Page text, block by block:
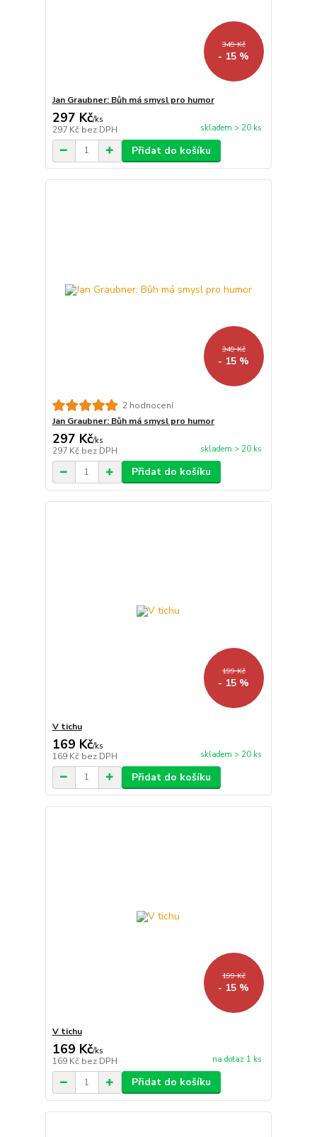
349 Kč
- 15 %
Jan Graubner: Bůh má smysl pro humor
297 Kč/ks
297 Kč bez DPH skladem > 20 ks
Přidat do košíku
349 Kč
- 15 %
2 hodnocení
Jan Graubner: Bůh má smysl pro humor
297 Kč/ks
297 Kč bez DPH skladem > 20 ks
Přidat do košíku
199 Kč
- 15 %
V tichu
169 Kč/ks
169 Kč bez DPH skladem > 20 ks
Přidat do košíku
199 Kč
- 15 %
V tichu
169 Kč/ks
169 Kč bez DPH na dotaz 1 ks
Přidat do košíku